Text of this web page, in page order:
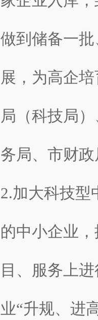
做到储备一
展，为高企
局（科技局
务局、市财
2.加大科技型
的中小企业
目、服务上
业“升规、进